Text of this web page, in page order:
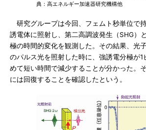
典：高エネルギー加速器研究機構他
研究グループは今回、フェムト秒単位で
誘電体に照射し、第二高調波発生（SHG）
極の時間的変化を観測した。その結果、光
のパルス光を照射した時に、強誘電分極が1
めて短い時間で減少することが分かった。
には回復することを確認したという。